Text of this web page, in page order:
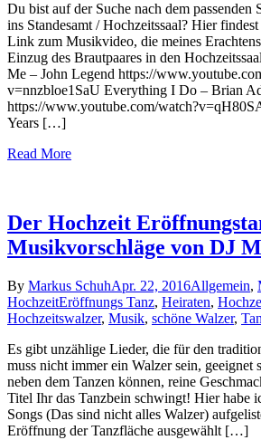
Du bist auf der Suche nach dem passenden
ins Standesamt / Hochzeitssaal? Hier
Link zum Musikvideo, die meines
Einzug des Brautpaares in den
Me – John Legend https://
v=nnzbloe1SaU Everything I Do – Brian
https://www.youtube.com/
Years […]
Read More
Der Hochzeit
Musikvorschläge von DJ
By Markus SchuhApr. 22, 2016Allgemein,
HochzeitEröffnungs Tanz, Heiraten,
Hochzeitswalzer, Musik, schöne Walzer,
Es gibt unzählige Lieder, die für den
muss nicht immer ein Walzer sein, geeignet
neben dem Tanzen können, reine
Titel Ihr das Tanzbein schwingt! Hier habe
Songs (Das sind nicht alles Walzer)
Eröffnung der Tanzfläche ausgewählt […]